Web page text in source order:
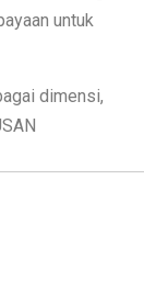
untuk
dimensi,